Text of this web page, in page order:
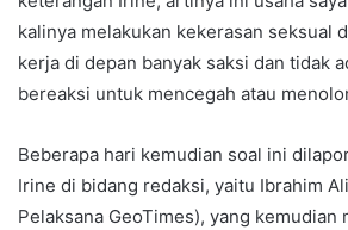
kalinya melakukan kekerasan seksual
kerja di depan banyak saksi dan tidak
bereaksi untuk mencegah atau
Beberapa hari kemudian soal ini
Irine di bidang redaksi, yaitu Ibrahim
Pelaksana GeoTimes), yang kemudian